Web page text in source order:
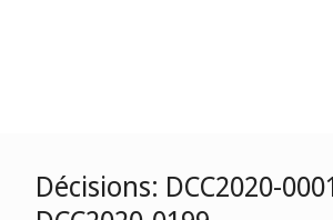
Décisions: DCC2020-